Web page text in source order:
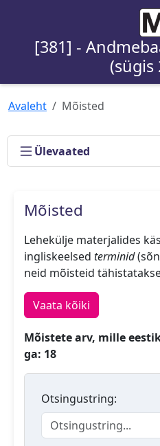
[381] -
(sügis
Avaleht Mõisted
Ülevaated
Mõisted
Lehekülje materjalides
ingliskeelsed terminid
neid mõisteid
Vaata kõiki
Mõistete arv, mille
ga: 18
Otsingustring: